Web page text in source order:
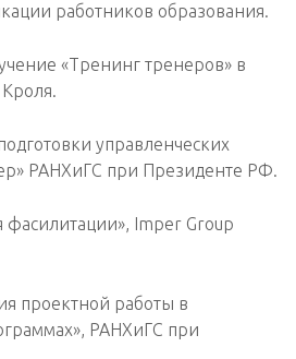
работников образования.
«Тренинг тренеров» в
управленческих
РАНХиГС при Президенте РФ.
фасилитации», Imper Group
проектной работы в
РАНХиГС при